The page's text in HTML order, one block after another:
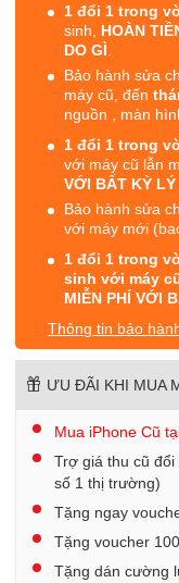
1 đổi 1 trong
sinh, HOÀN
DO GÌ
Bảo hành sửa
máy cũ, đến
nguồn , màn
1 đổi 1 trong
với máy cũ lẫn
VỚI BẤT KỲ LÝ
Bảo hành sửa
với máy mới
1 đổi 1 trong
sinh với máy
MIỄN PHÍ VỚI
Thông tin bảo
ƯU ĐÃI KHI MUA
Mua iPhone Cũ
Trợ giá thu cũ
số 1 thị trường)
Tặng ngay
Tặng voucher
Tặng dán cường